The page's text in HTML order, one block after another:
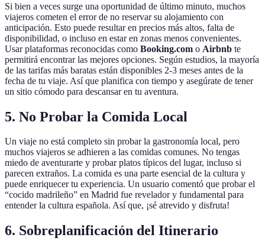
Si bien a veces surge una oportunidad de último minuto, muchos
viajeros cometen el error de no reservar su alojamiento con
anticipación. Esto puede resultar en precios más altos, falta de
disponibilidad, o incluso en estar en zonas menos convenientes.
Usar plataformas reconocidas como Booking.com o Airbnb te
permitirá encontrar las mejores opciones. Según estudios, la mayoría
de las tarifas más baratas están disponibles 2-3 meses antes de la
fecha de tu viaje. Así que planifica con tiempo y asegúrate de tener
un sitio cómodo para descansar en tu aventura.
5. No Probar la Comida Local
Un viaje no está completo sin probar la gastronomía local, pero
muchos viajeros se adhieren a las comidas comunes. No tengas
miedo de aventurarte y probar platos típicos del lugar, incluso si
parecen extraños. La comida es una parte esencial de la cultura y
puede enriquecer tu experiencia. Un usuario comentó que probar el
“cocido madrileño” en Madrid fue revelador y fundamental para
entender la cultura española. Así que, ¡sé atrevido y disfruta!
6. Sobreplanificación del Itinerario